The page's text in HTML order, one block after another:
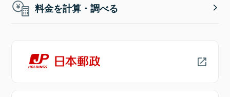
料金を計算・調べる